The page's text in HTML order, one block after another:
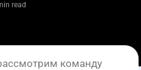
read
команду